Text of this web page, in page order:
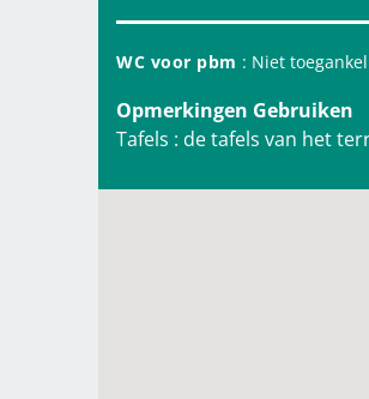
WC voor pbm : Niet
Opmerkingen Gebruiken
Tafels : de tafels van het